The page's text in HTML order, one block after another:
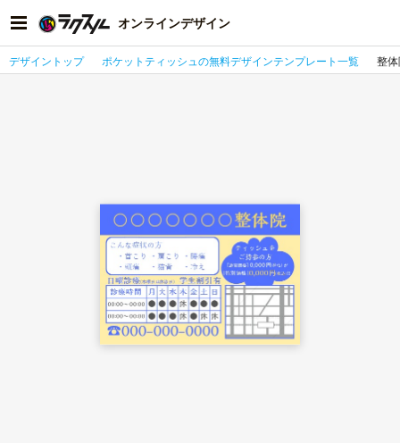
オンラインデザイン
デザイントップ ポケットティッシュの無料デザインテンプレート一覧 整体